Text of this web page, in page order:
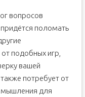
вопросов
поломать
подобных игр,
вашей
потребует от
мышления для